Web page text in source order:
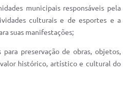
municipais responsáveis pela
culturais e de esportes e a
suas manifestações;
preservação de obras, objetos,
histórico, artístico e cultural do